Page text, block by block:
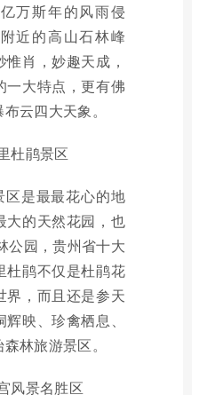
万斯年的风雨侵
近的高山石林峰
肖，妙趣天成，
一大特点，更有佛
云四大天象。
杜鹃景区
区是最最花心的地
大的天然花园，也
公园，贵州省十大
杜鹃不仅是杜鹃花
界，而且还是参天
映、珍禽栖息、
林旅游景区。
风景名胜区